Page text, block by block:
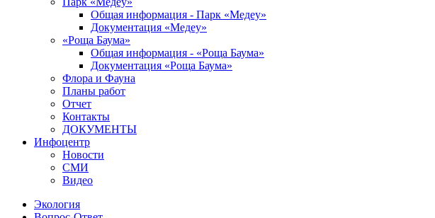
Общая информация - Парк «Медеу»
Документация «Медеу»
«Роща Баума»
Общая информация - «Роща Баума»
Документация «Роща Баума»
Флора и Фауна
Планы работ
Отчет
Контакты
ДОКУМЕНТЫ
Инфоцентр
Новости
СМИ
Видео
Экология